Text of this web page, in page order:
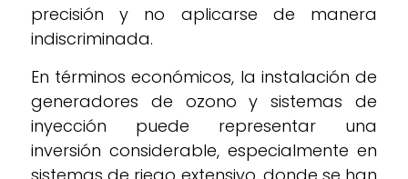
precisión y no aplicarse de manera
indiscriminada.
En términos económicos, la instalación de
generadores de ozono y sistemas de
inyección puede representar una
inversión considerable, especialmente en